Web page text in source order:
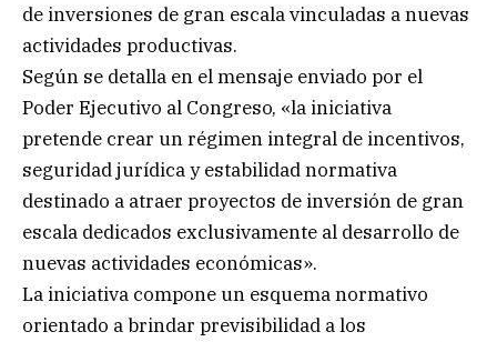
de inversiones de gran escala vinculadas a nuevas
actividades productivas.
Según se detalla en el mensaje enviado por el
Poder Ejecutivo al Congreso, «la iniciativa
pretende crear un régimen integral de incentivos,
seguridad jurídica y estabilidad normativa
destinado a atraer proyectos de inversión de gran
escala dedicados exclusivamente al desarrollo de
nuevas actividades económicas».
La iniciativa compone un esquema normativo
orientado a brindar previsibilidad a los